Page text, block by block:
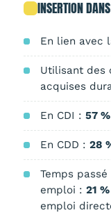
INSERTION
En lien avec
Utilisant des
acquises
En CDI : 57 %
En CDD : 28
Temps
emploi : 21 %
emploi